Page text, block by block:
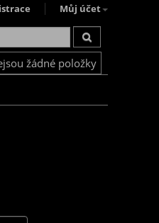
Můj účet
žádné položky